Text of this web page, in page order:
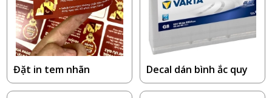
Đặt in tem nhãn Decal dán bình ắc quy